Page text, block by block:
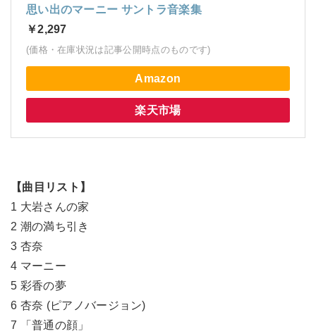
思い出のマーニー サントラ音楽集
￥2,297
(価格・在庫状況は記事公開時点のものです)
Amazon
楽天市場
【曲目リスト】
1 大岩さんの家
2 潮の満ち引き
3 杏奈
4 マーニー
5 彩香の夢
6 杏奈 (ピアノバージョン)
7 「普通の顔」